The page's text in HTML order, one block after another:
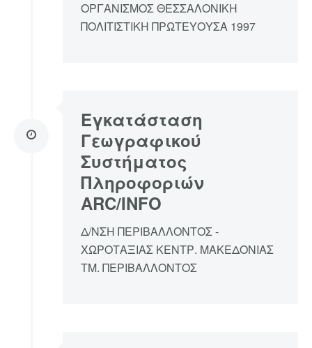
ΟΡΓΑΝΙΣΜΟΣ ΘΕΣΣΑΛΟΝΙΚΗ
ΠΟΛΙΤΙΣΤΙΚΗ ΠΡΩΤΕΥΟΥΣΑ 1997
Εγκατάσταση
Γεωγραφικού
Συστήματος
Πληροφοριών
ARC/INFO
Δ/ΝΣΗ ΠΕΡΙΒΑΛΛΟΝΤΟΣ -
ΧΩΡΟΤΑΞΙΑΣ ΚΕΝΤΡ. ΜΑΚΕΔΟΝΙΑΣ
ΤΜ. ΠΕΡΙΒΑΛΛΟΝΤΟΣ